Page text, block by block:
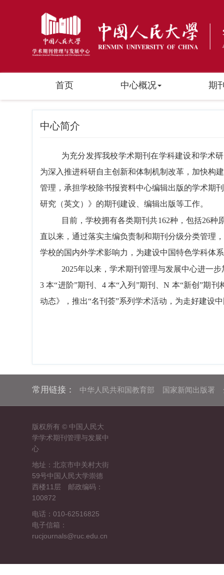
首页 中心概况 期
中心简介
为充分发挥我校学术期刊在学科建设和学术
为深入推进科研自主创新和体制机制改革，加快构
管理，承担学校除书报资料中心编辑出版的学术期
研究（英文）》的期刊建设、编辑出版等工作。
目前，学校拥有各类期刊共162种，包括26种
直以来，通过落实主编负责制和期刊分级分类管理
学校的国内外学术影响力，为建设中国特色学科体
2025年以来，学术期刊管理与发展中心进一
3 本“进阶”期刊、4 本“入列”期刊、N 本“新创”期
动态》，推出“名刊荟”系列学术活动，为走好建设
常用链接： 中华人民共和国教育部 国家新闻出版署
版权所有 © 中国人民大
学学术期刊管理与发展中
心
地址：北京市中关村大街
59号中国人民大学崇德
西楼11层 邮政编码：
100872
电话：010-62516825
电子信箱：
rucjournals@ruc.edu.cn